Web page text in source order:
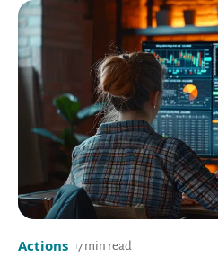
Actions 7 min read